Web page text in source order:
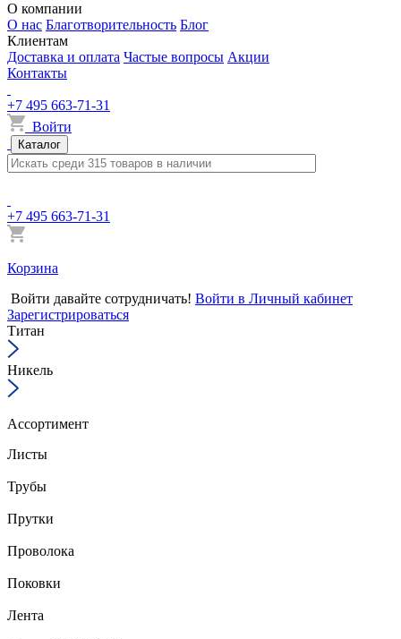
О компании
О нас Благотворительность Блог
Клиентам
Доставка и оплата Частые вопросы Акции
Контакты
+7 495 663-71-31
Войти
Каталог
+7 495 663-71-31
Корзина
Войти давайте сотрудничать! Войти в Личный кабинет
Зарегистрироваться
Титан
Никель
Ассортимент
Листы
Трубы
Прутки
Проволока
Поковки
Лента